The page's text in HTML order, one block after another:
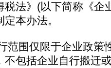
税法》(以下简称《企
定本办法。
围仅限于企业政策
不包括企业自行搬迁